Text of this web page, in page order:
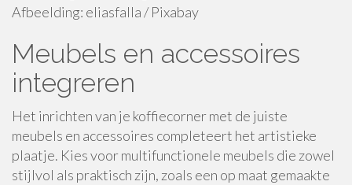
Afbeelding: eliasfalla / Pixabay
Meubels en accessoires
integreren
Het inrichten van je koffiecorner met de juiste
meubels en accessoires completeert het artistieke
plaatje. Kies voor multifunctionele meubels die zowel
stijlvol als praktisch zijn, zoals een op maat gemaakte